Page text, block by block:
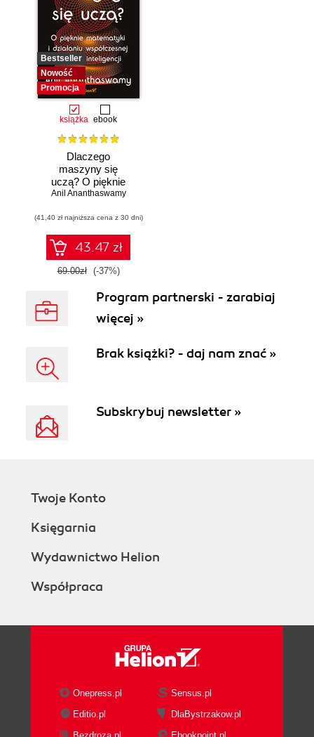
Bestseller
Nowość
Promocja
książka ebook
Dlaczego
maszyny się
uczą? O pięknie
matematyki i
współczesnej
sztucznej
inteligencji
Anil Ananthaswamy
(41,40 zł najniższa cena z 30 dni)
43.47 zł
69.00zł (-37%)
Program partnerski - zarabiaj
więcej »
Brak książki? - daj nam znać »
Subskrybuj newsletter »
Twoje Konto
Księgarnia
Wydawnictwo Helion
Współpraca
Onepress.pl
Sensus.pl
Editio.pl
DlaBystrzakow.pl